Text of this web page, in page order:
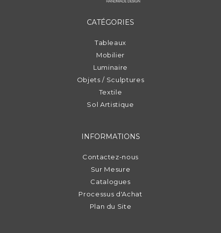
CATÉGORIES
Tableaux
Mobilier
Luminaire
Objets / Sculptures
Textile
Sol Artistique
INFORMATIONS
Contactez-nous
Sur Mesure
Catalogues
Processus d'Achat
Plan du Site